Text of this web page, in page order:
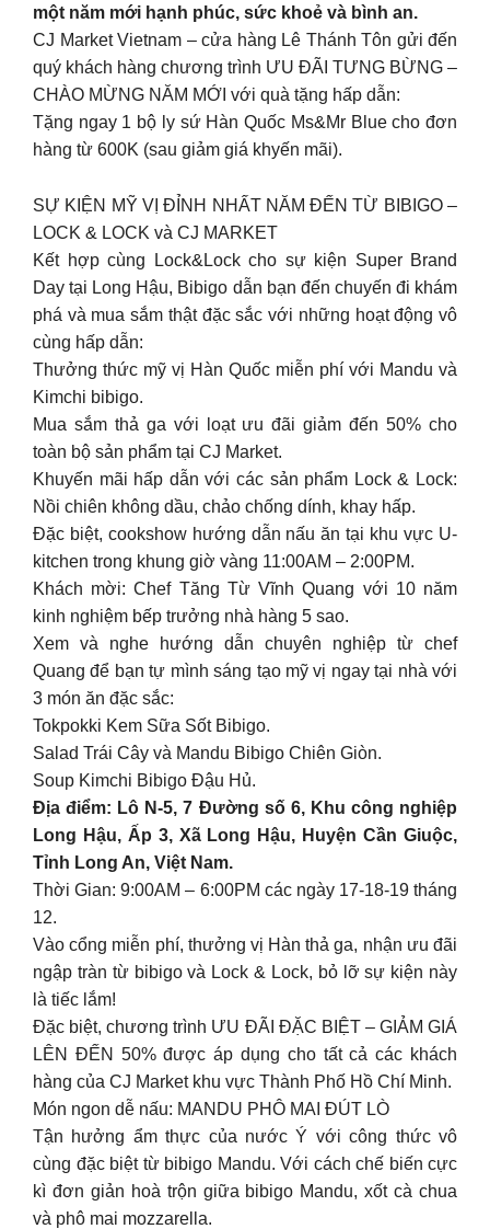
một năm mới hạnh phúc, sức khoẻ và bình an.
CJ Market Vietnam – cửa hàng Lê Thánh Tôn gửi đến
quý khách hàng chương trình ƯU ĐÃI TƯNG BỪNG –
CHÀO MỪNG NĂM MỚI với quà tặng hấp dẫn:
Tặng ngay 1 bộ ly sứ Hàn Quốc Ms&Mr Blue cho đơn
hàng từ 600K (sau giảm giá khyến mãi).
SỰ KIỆN MỸ VỊ ĐỈNH NHẤT NĂM ĐẾN TỪ BIBIGO –
LOCK & LOCK và CJ MARKET
Kết hợp cùng Lock&Lock cho sự kiện Super Brand
Day tại Long Hậu, Bibigo dẫn bạn đến chuyến đi khám
phá và mua sắm thật đặc sắc với những hoạt động vô
cùng hấp dẫn:
Thưởng thức mỹ vị Hàn Quốc miễn phí với Mandu và
Kimchi bibigo.
Mua sắm thả ga với loạt ưu đãi giảm đến 50% cho
toàn bộ sản phẩm tại CJ Market.
Khuyến mãi hấp dẫn với các sản phẩm Lock & Lock:
Nồi chiên không dầu, chảo chống dính, khay hấp.
Đặc biệt, cookshow hướng dẫn nấu ăn tại khu vực U-
kitchen trong khung giờ vàng 11:00AM – 2:00PM.
Khách mời: Chef Tăng Từ Vĩnh Quang với 10 năm
kinh nghiệm bếp trưởng nhà hàng 5 sao.
Xem và nghe hướng dẫn chuyên nghiệp từ chef
Quang để bạn tự mình sáng tạo mỹ vị ngay tại nhà với
3 món ăn đặc sắc:
Tokpokki Kem Sữa Sốt Bibigo.
Salad Trái Cây và Mandu Bibigo Chiên Giòn.
Soup Kimchi Bibigo Đậu Hủ.
Địa điểm: Lô N-5, 7 Đường số 6, Khu công nghiệp
Long Hậu, Ấp 3, Xã Long Hậu, Huyện Cần Giuộc,
Tỉnh Long An, Việt Nam.
Thời Gian: 9:00AM – 6:00PM các ngày 17-18-19 tháng
12.
Vào cổng miễn phí, thưởng vị Hàn thả ga, nhận ưu đãi
ngập tràn từ bibigo và Lock & Lock, bỏ lỡ sự kiện này
là tiếc lắm!
Đặc biệt, chương trình ƯU ĐÃI ĐẶC BIỆT – GIẢM GIÁ
LÊN ĐẾN 50% được áp dụng cho tất cả các khách
hàng của CJ Market khu vực Thành Phố Hồ Chí Minh.
Món ngon dễ nấu: MANDU PHÔ MAI ĐÚT LÒ
Tận hưởng ẩm thực của nước Ý với công thức vô
cùng đặc biệt từ bibigo Mandu. Với cách chế biến cực
kì đơn giản hoà trộn giữa bibigo Mandu, xốt cà chua
và phô mai mozzarella.